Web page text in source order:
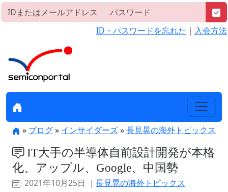
ID・パスワードを忘れた ｜ 入会方法
» ブログ» インサイダーズ»長見晃の海外トピックス
IT大手の半導体自前設計開発が本格
化、アップル、Google、中国勢
2021年10月25日 ｜ 長見晃の海外トピックス